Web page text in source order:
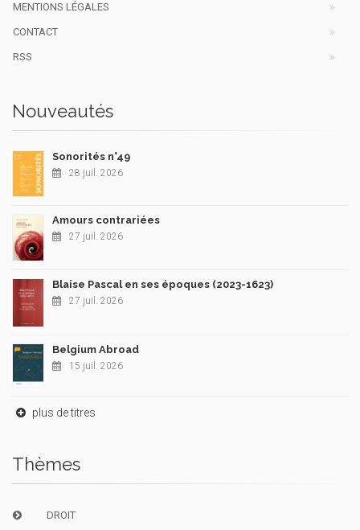
MENTIONS LÉGALES
CONTACT
RSS
Nouveautés
Sonorités n°49
28 juil. 2026
Amours contrariées
27 juil. 2026
Blaise Pascal en ses époques (2023-1623)
27 juil. 2026
Belgium Abroad
15 juil. 2026
plus de titres
Thèmes
DROIT